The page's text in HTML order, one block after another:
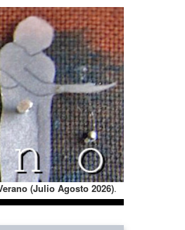
(Julio Agosto 2026).